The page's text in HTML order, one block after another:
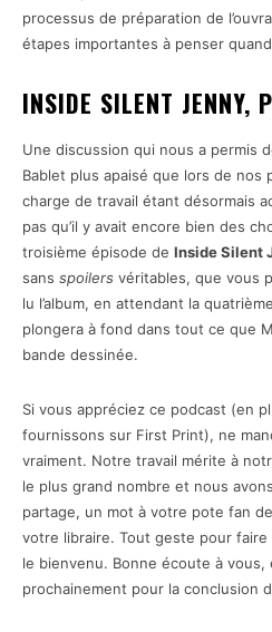
processus de préparation de
étapes importantes à penser
INSIDE SILENT JENNY,
Une discussion qui nous a permis
Bablet plus apaisé que lors de nos
charge de travail étant désormais
pas qu’il y avait encore bien des
troisième épisode de Inside Silent
sans spoilers véritables, que vous
lu l’album, en attendant la
plongera à fond dans tout ce que
bande dessinée.
Si vous appréciez ce podcast (en
fournissons sur First Print), ne
vraiment. Notre travail mérite à
le plus grand nombre et nous
partage, un mot à votre pote fan
votre libraire. Tout geste pour
le bienvenu. Bonne écoute à
prochainement pour la conclusion